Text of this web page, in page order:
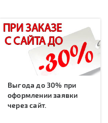
Выгода до 30% при
оформлении заявки
через сайт.